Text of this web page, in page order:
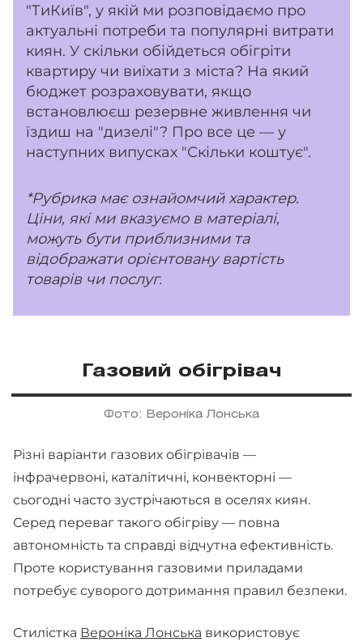
"ТиКиїв", у якій ми розповідаємо про
актуальні потреби та популярні витрати
киян. У скільки обійдеться обігріти
квартиру чи виїхати з міста? На який
бюджет розраховувати, якщо
встановлюєш резервне живлення чи
їздиш на "дизелі"? Про все це — у
наступних випусках "Скільки коштує".
*Рубрика має ознайомчий характер.
Ціни, які ми вказуємо в матеріалі,
можуть бути приблизними та
відображати орієнтовану вартість
товарів чи послуг.
Газовий обігрівач
Фото: Вероніка Лонська
Різні варіанти газових обігрівачів —
інфрачервоні, каталітичні, конвекторні —
сьогодні часто зустрічаються в оселях киян.
Серед переваг такого обігріву — повна
автономність та справді відчутна ефективність.
Проте користування газовими приладами
потребує суворого дотримання правил безпеки.
Стилістка Вероніка Лонська використовує